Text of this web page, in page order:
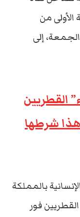
الأولى من
إلى
القطريين
هذا شرطها
بالمملكة
فور